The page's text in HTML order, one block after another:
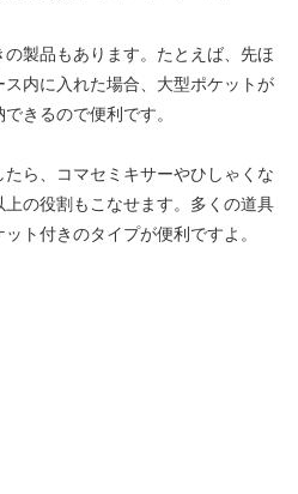
製品もあります。たとえば、先ほ
内に入れた場合、大型ポケットが
きるので便利です。
ら、コマセミキサーやひしゃくな
の役割もこなせます。多くの道具
ト付きのタイプが便利ですよ。